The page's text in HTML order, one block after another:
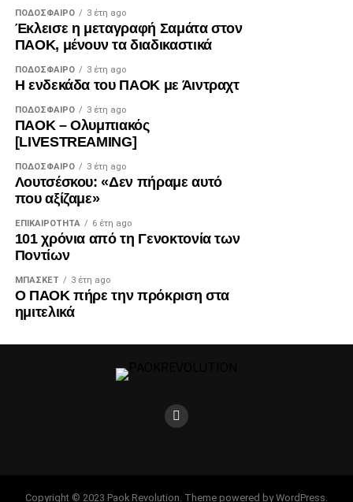
ΠΟΔΌΣΦΑΙΡΟ 3 έτη ago
Έκλεισε η μεταγραφή Σαμάτα στον
ΠΑΟΚ, μένουν τα διαδικαστικά
ΠΟΔΌΣΦΑΙΡΟ 3 έτη ago
Η ενδεκάδα του ΠΑΟΚ με Άιντραχτ
ΠΟΔΌΣΦΑΙΡΟ 3 έτη ago
ΠΑΟΚ – Ολυμπιακός
[LIVESTREAMING]
ΠΟΔΌΣΦΑΙΡΟ 3 έτη ago
Λουτσέσκου: «Δεν πήραμε αυτό
που αξίζαμε»
ΕΠΙΚΑΙΡΌΤΗΤΑ 6 έτη ago
101 χρόνια από τη Γενοκτονία των
Ποντίων
ΜΠΆΣΚΕΤ 3 έτη ago
Ο ΠΑΟΚ πήρε την πρόκριση στα
ημιτελικά
Copyright © 2023 Paok Revolution. Theme powered by WordPress.